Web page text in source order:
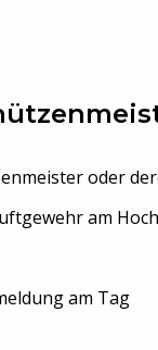
oder
am
am Tag